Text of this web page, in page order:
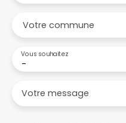
Votre commune
-
Vous souhaitez
Votre message